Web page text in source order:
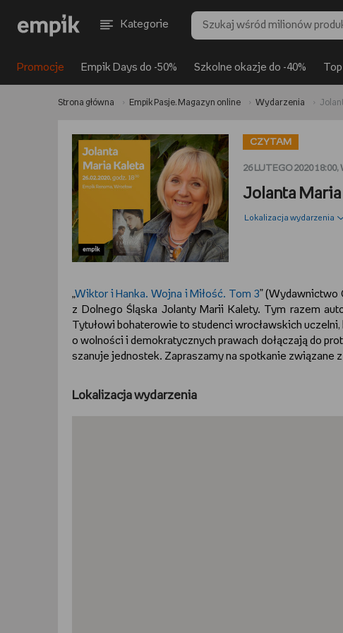
Kategorie
Promocje Empik Days do -50% Szkolne okazje do -40%
Strona główna Empik Pasje. Magazyn online Wydarzenia
CZYTAM
26 LUTEGO 2020
Jolanta Maria
Lokalizacja wydarzenia
„Wiktor i Hanka. Wojna i Miłość. Tom 3” (Wydawnictwo
z Dolnego Śląska Jolanty Marii Kalety. Tym razem
Tytułowi bohaterowie to studenci wrocławskich
o wolności i demokratycznych prawach dołączają do
szanuje jednostek. Zapraszamy na spotkanie związane
Lokalizacja wydarzenia